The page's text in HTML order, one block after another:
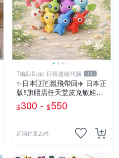
T編趴趴go 日韓連線代購 11
✨日本🇯🇵親飛帶回✈️ 日本正
版‼️旗艦店任天堂皮克敏娃娃
PIKMIN 小吊飾 鑰匙圈
$300 - $550
近期銷量25件